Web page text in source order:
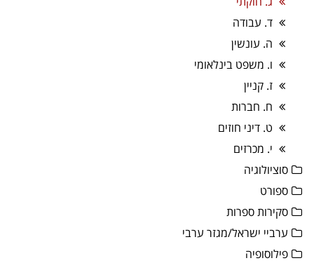
ד. עבודה
ה. עונשין
ו. משפט בינלאומי
ז. קניין
ח. חברות
ט. דיני חוזים
י. מכרזים
סוציולוגיה
ספורט
סקירות ספרות
ערביי ישראל/מגזר ערבי
פילוסופיה